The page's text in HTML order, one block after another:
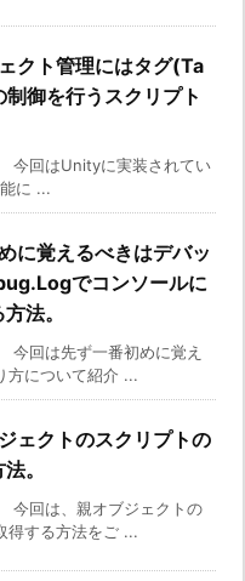
クト管理にはタグ(Ta
御を行うスクリプト
今回はUnityに実装されてい
に ...
に覚えるべきはデバッ
でコンソールに
法。
今回は先ず一番初めに覚え
方について紹介 ...
ェクトのスクリプトの
。
今回は、親オブジェクトの
得する方法をご ...